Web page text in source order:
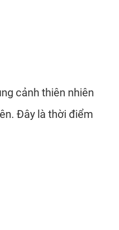
cảnh thiên nhiên
Đây là thời điểm